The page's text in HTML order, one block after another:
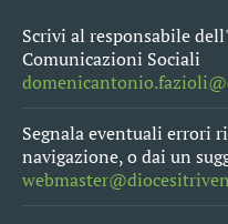
Scrivi al responsabile
Comunicazioni Sociali
Segnala eventuali errori
navigazione, o dai un